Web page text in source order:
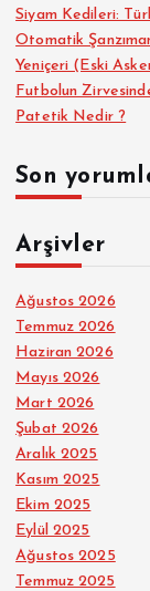
Siyam Kedileri:
Otomatik
Yeniçeri (Eski
Futbolun
Patetik Nedir ?
Son
Arşivler
Ağustos 2026
Temmuz 2026
Haziran 2026
Mayıs 2026
Mart 2026
Şubat 2026
Aralık 2025
Kasım 2025
Ekim 2025
Eylül 2025
Ağustos 2025
Temmuz 2025